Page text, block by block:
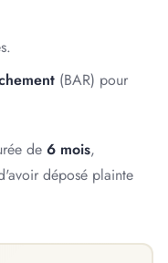
(BAR) pour
de 6 mois,
déposé plainte